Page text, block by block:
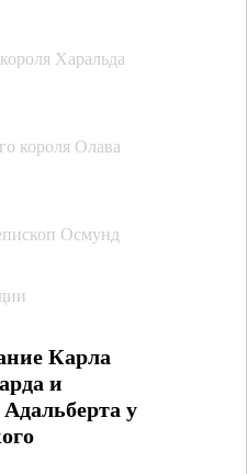
Харальда
короля Олава
Осмунд
Карла
и
у